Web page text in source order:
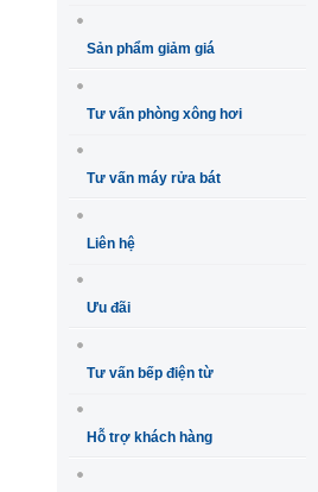
Sản phẩm giảm giá
Tư vấn phòng xông hơi
Tư vấn máy rửa bát
Liên hệ
Ưu đãi
Tư vấn bếp điện từ
Hỗ trợ khách hàng